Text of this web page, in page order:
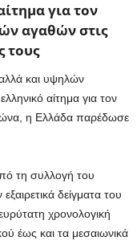
για τον
αγαθών στις
τους
και υψηλών
αίτημα για τον
η Ελλάδα παρέδωσε
τη συλλογή του
δείγματα του
χρονολογική
έως και τα μεσαιωνικά